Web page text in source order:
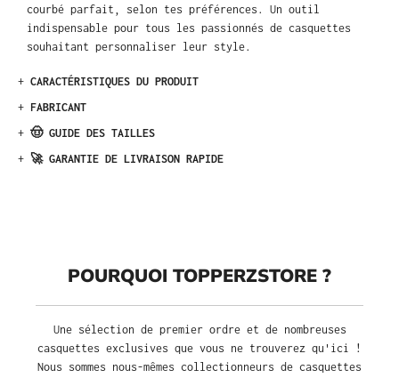
courbé parfait, selon tes préférences. Un outil
indispensable pour tous les passionnés de casquettes
souhaitant personnaliser leur style.
+ CARACTÉRISTIQUES DU PRODUIT
+ FABRICANT
+ 🤠 GUIDE DES TAILLES
+ 🚀 GARANTIE DE LIVRAISON RAPIDE
POURQUOI TOPPERZSTORE ?
Une sélection de premier ordre et de nombreuses
casquettes exclusives que vous ne trouverez qu'ici !
Nous sommes nous-mêmes collectionneurs de casquettes